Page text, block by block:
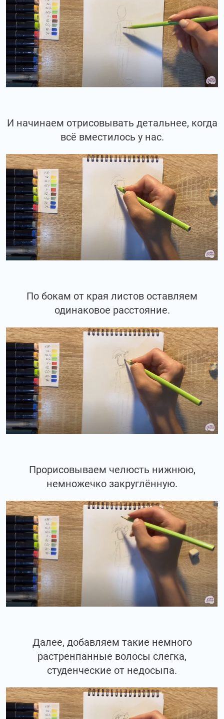
И начинаем отрисовывать детальнее, когда
всё вместилось у нас.
По бокам от края листов оставляем
одинаковое расстояние.
Прорисовываем челюсть нижнюю,
немножечко закруглённую.
Далее, добавляем такие немного
растренпанные волосы слегка,
студенческие от недосыпа.